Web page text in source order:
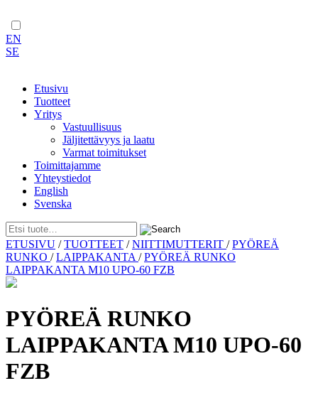
EN
SE
Etusivu
Tuotteet
Yritys
Vastuullisuus
Jäljitettävyys ja laatu
Varmat toimitukset
Toimittajamme
Yhteystiedot
English
Svenska
Skip
to
content
ETUSIVU /TUOTTEET /NIITTIMUTTERIT /PYÖREÄ
RUNKO /LAIPPAKANTA /PYÖREÄ RUNKO
LAIPPAKANTA M10 UPO-60 FZB
PYÖREÄ RUNKO
LAIPPAKANTA M10 UPO-60
FZB